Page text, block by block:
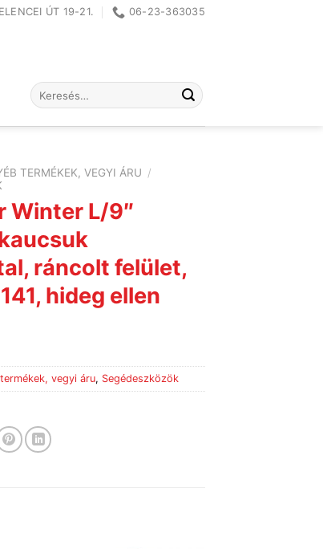
ÚT 19-21. 06-23-363035
Keresés
a
TERMÉKEK, VEGYI ÁRU /
Winter L/9″
ráncolt felület,
hideg ellen
vegyi áru, Segédeszközök